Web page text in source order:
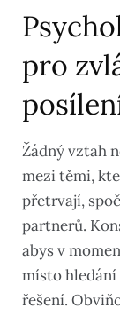
pro
Žádný vztah
mezi těmi,
přetrvají,
partnerů.
abys v
místo hledání
řešení.